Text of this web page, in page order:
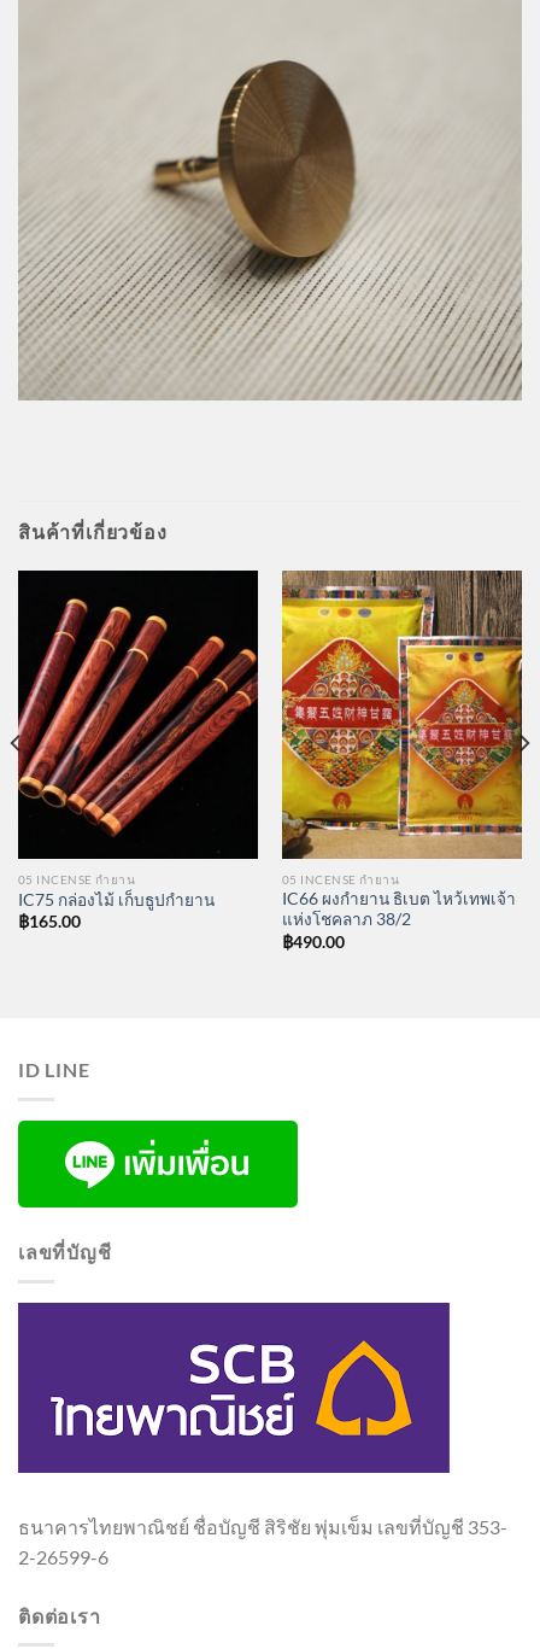
สินค้าที่เกี่ยวข้อง
05 INCENSE กำยาน
IC75 กล่องไม้ เก็บธูปกำยาน
฿165.00
05 INCENSE กำยาน
IC66 ผงกำยาน ธิเบต ไหว้เทพเจ้า
แห่งโชคลาภ 38/2
฿490.00
ID LINE
เลขที่บัญชี
ธนาคารไทยพาณิชย์ ชื่อบัญชี สิริชัย พุ่มเข็ม เลขที่บัญชี 353-
2-26599-6
ติดต่อเรา